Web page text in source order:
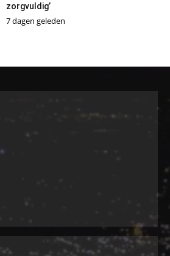
zorgvuldig’
7 dagen geleden